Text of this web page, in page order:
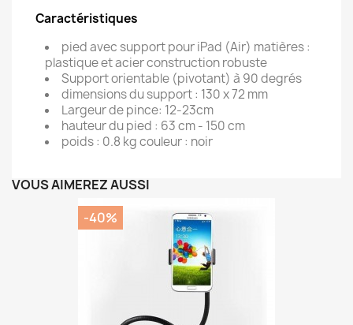
Caractéristiques
pied avec support pour iPad (Air) matières :
plastique et acier construction robuste
Support orientable (pivotant) à 90 degrés
dimensions du support : 130 x 72 mm
Largeur de pince: 12-23cm
hauteur du pied : 63 cm - 150 cm
poids : 0.8 kg couleur : noir
VOUS AIMEREZ AUSSI
-40%